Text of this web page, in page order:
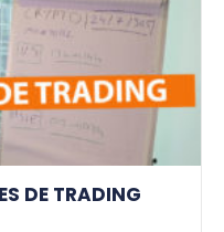
DE TRADING